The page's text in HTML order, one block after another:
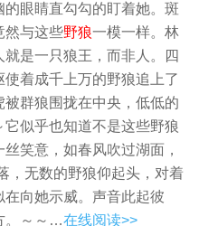
眼睛直勾勾的盯着她。斑
然与这些野狼一模一样。林
是一只狼王，而非人。四
着成千上万的野狼追上了
群狼围拢在中央，低低的
似乎也知道不是这些野狼
笑意，如春风吹过湖面，
，无数的野狼仰起头，对着
向她示威。声音此起彼
。～～…在线阅读>>